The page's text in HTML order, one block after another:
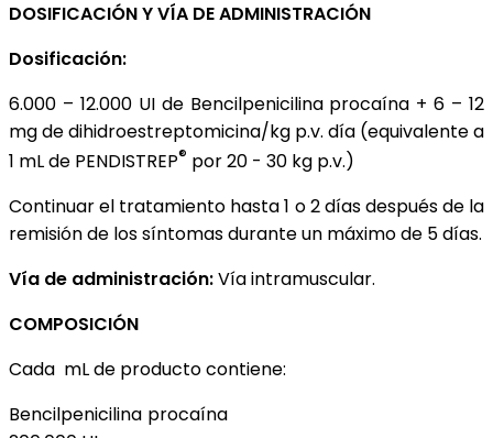
DOSIFICACIÓN Y VÍA DE ADMINISTRACIÓN
Dosificación:
6.000 – 12.000 UI de Bencilpenicilina procaína + 6 – 12
mg de dihidroestreptomicina/kg p.v. día (equivalente a
1 mL de PENDISTREP® por 20 - 30 kg p.v.)
Continuar el tratamiento hasta 1 o 2 días después de la
remisión de los síntomas durante un máximo de 5 días.
Vía de administración:Vía intramuscular.
COMPOSICIÓN
Cada mL de producto contiene:
Bencilpenicilina procaína